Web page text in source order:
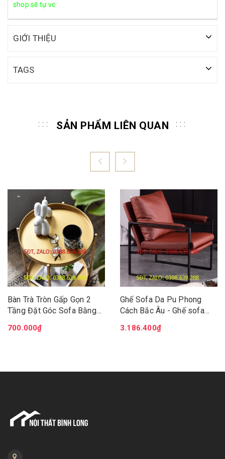
shop sẽ tự vc
GIỚI THIỆU
TAGS
SẢN PHẨM LIÊN QUAN
Bàn Trà Tròn Gấp Gọn 2
Tầng Đặt Góc Sofa Bằng
Ban Công, Sân Vườn Ngoài
700.000₫
Ghế Sofa Da Pu Phong
Cách Bắc Âu - Ghế sofa
Đệm da chân kim loại chắc
3.186.400₫